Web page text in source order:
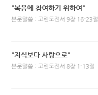
"복음에 참여하기 위하여"
본문말씀 : 고린도전서 9장 16-23절
"지식보다 사랑으로"
본문말씀 : 고린도전서 8장 1-13절